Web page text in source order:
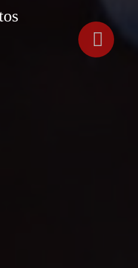
Next